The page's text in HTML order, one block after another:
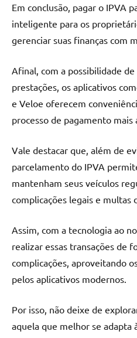
Em conclusão, pagar o IPVA
inteligente para os
gerenciar suas finanças com
Afinal, com a possibilidade
prestações, os aplicativos
e Veloe oferecem
processo de pagamento mais
Vale destacar que, além de
parcelamento do IPVA
mantenham seus veículos
complicações legais e multas
Assim, com a tecnologia ao
realizar essas transações de
complicações, aproveitando
pelos aplicativos modernos.
Por isso, não deixe de
aquela que melhor se adapta